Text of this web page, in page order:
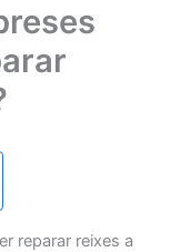
reparar reixes a